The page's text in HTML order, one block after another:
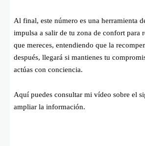
Al final, este número es una herramienta
impulsa a salir de tu zona de confort para
que mereces, entendiendo que la
después, llegará si mantienes tu
actúas con conciencia.
Aquí puedes consultar mi vídeo sobre el
ampliar la información.